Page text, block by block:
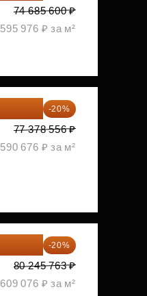
74 685 600 ₽
595 976 ₽ за м²
-20%
77 378 556 ₽
590 676 ₽ за м²
-20%
80 245 763 ₽
609 076 ₽ за м²